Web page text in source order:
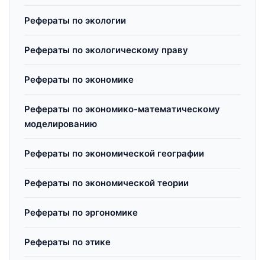
Рефераты по экологии
Рефераты по экологическому праву
Рефераты по экономике
Рефераты по экономико-математическому
моделированию
Рефераты по экономической географии
Рефераты по экономической теории
Рефераты по эргономике
Рефераты по этике